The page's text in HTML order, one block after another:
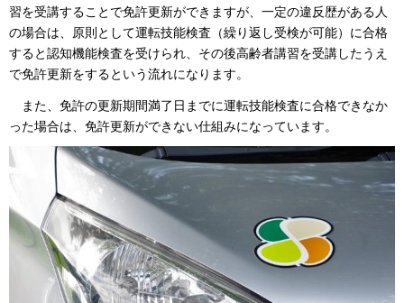
習を受講することで免許更新ができますが、一定の違反歴がある人
の場合は、原則として運転技能検査（繰り返し受検が可能）に合格
すると認知機能検査を受けられ、その後高齢者講習を受講したうえ
で免許更新をするという流れになります。
また、免許の更新期間満了日までに運転技能検査に合格できなか
った場合は、免許更新ができない仕組みになっています。